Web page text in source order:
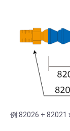
例:82026 + 82021